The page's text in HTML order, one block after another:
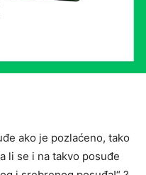
ako je pozlaćeno, tako
li se i na takvo posuđe